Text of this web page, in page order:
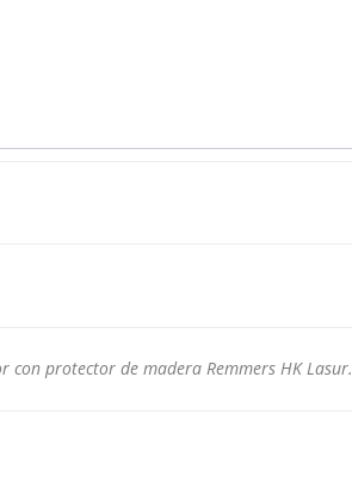
con protector de madera Remmers HK Lasur.